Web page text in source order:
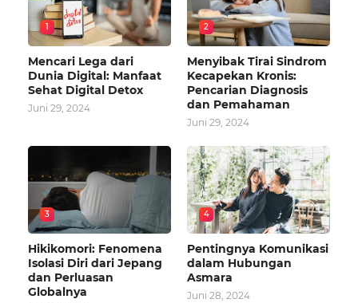
1
Mencari Lega dari
Dunia Digital: Manfaat
Sehat Digital Detox
Juni 29, 2024
2
Menyibak Tirai Sindrom
Kecapekan Kronis:
Pencarian Diagnosis
dan Pemahaman
Juni 29, 2024
3
Hikikomori: Fenomena
Isolasi Diri dari Jepang
dan Perluasan
Globalnya
4
Pentingnya Komunikasi
dalam Hubungan
Asmara
Juni 28, 2024